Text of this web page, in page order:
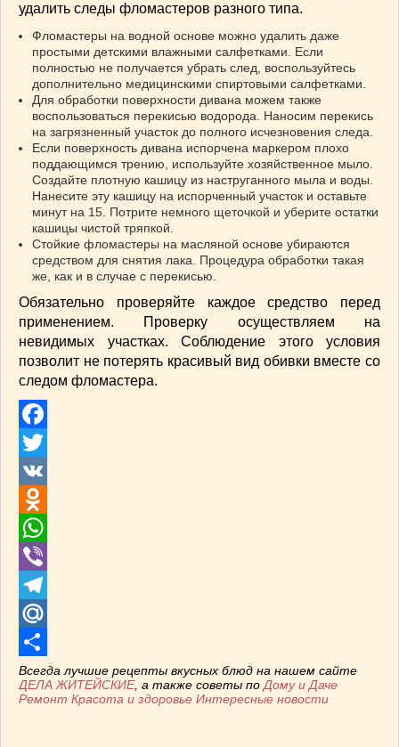
удалить следы фломастеров разного типа.
Фломастеры на водной основе можно удалить даже
простыми детскими влажными салфетками. Если
полностью не получается убрать след, воспользуйтесь
дополнительно медицинскими спиртовыми салфетками.
Для обработки поверхности дивана можем также
воспользоваться перекисью водорода. Наносим перекись
на загрязненный участок до полного исчезновения следа.
Если поверхность дивана испорчена маркером плохо
поддающимся трению, используйте хозяйственное мыло.
Создайте плотную кашицу из наструганного мыла и воды.
Нанесите эту кашицу на испорченный участок и оставьте
минут на 15. Потрите немного щеточкой и уберите остатки
кашицы чистой тряпкой.
Стойкие фломастеры на масляной основе убираются
средством для снятия лака. Процедура обработки такая
же, как и в случае с перекисью.
Обязательно проверяйте каждое средство перед
применением. Проверку осуществляем на
невидимых участках. Соблюдение этого условия
позволит не потерять красивый вид обивки вместе со
следом фломастера.
Facebook
Twitter
VK
Odnoklassniki
WhatsApp
Viber
Telegram
Mail.Ru
Отправить
Всегда лучшие рецепты вкусных блюд на нашем сайте
ДЕЛА ЖИТЕЙСКИЕ, а также советы по Дому и Даче
Ремонт Красота и здоровье Интересные новости